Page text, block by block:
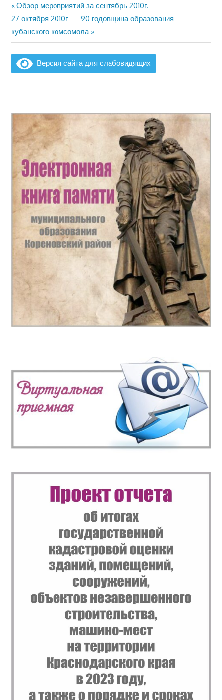
Навигация
по
записям
Предыдущая
запись:
Обзор мероприятий за сентябрь 2010г.
Следующая
запись:
27 октября 2010г — 90 годовщина образования
кубанского комсомола
Версия сайта для слабовидящих